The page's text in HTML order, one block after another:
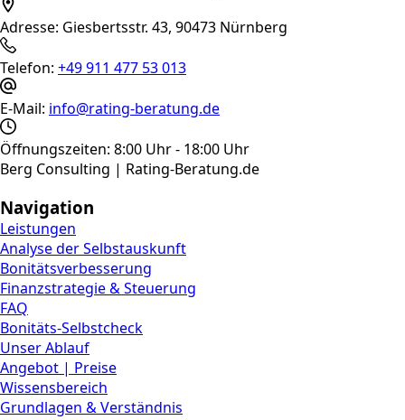
für
bei
Kreditvergabe
Adresse: Giesbertsstr. 43, 90473 Nürnberg
Telefon: +49 911 477 53 013
E-Mail: info@rating-beratung.de
Öffnungszeiten: 8:00 Uhr - 18:00 Uhr
Berg Consulting | Rating-Beratung.de
Navigation
Leistungen
Analyse der Selbstauskunft
Bonitätsverbesserung
Finanzstrategie & Steuerung
FAQ
Bonitäts-Selbstcheck
Unser Ablauf
Angebot | Preise
Wissensbereich
Grundlagen & Verständnis